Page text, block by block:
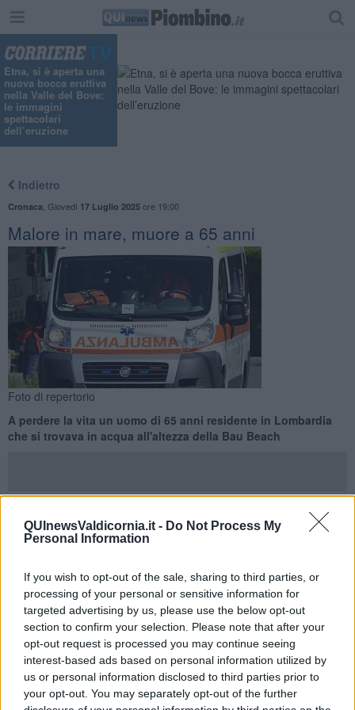
QUInewsValdicornia.it - Do Not Process My
Personal Information
If you wish to opt-out of the sale, sharing to third parties, or
processing of your personal or sensitive information for
targeted advertising by us, please use the below opt-out
section to confirm your selection. Please note that after your
opt-out request is processed you may continue seeing
interest-based ads based on personal information utilized by
us or personal information disclosed to third parties prior to
your opt-out. You may separately opt-out of the further
Etna, si è aperta una
nuova bocca eruttiva
nella Valle del Bove:
le immagini
spettacolari
dell’eruzione
Indietro
Cronaca Giovedì 17 Luglio 2025ore 19:00
Malore in mare, muore a 65 anni
Foto di repertorio
A perdere la vita un uomo di 65 anni residente in Lombardia
che si trovava in acqua all'altezza della Bau Beach
SAN VINCENZO —Sono state purtroppo inutili le manovre di
A perdere la vita un uomo di 65 anni, residente in Lombardia, che
si trovava in acqua all'altezza della Bau Beach sulla strada
provinciale della principessa, a San Vincenzo.
L'uomo è stato notato in difficoltà da due persone che stavano